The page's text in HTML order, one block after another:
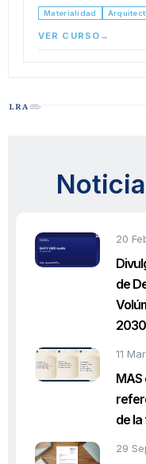
Materialidad
VER CURSO →
20
de
2030
11
de
29